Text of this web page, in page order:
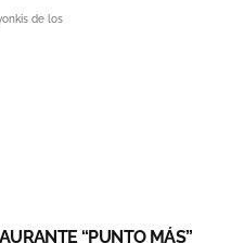
de los
“PUNTO MÁS”